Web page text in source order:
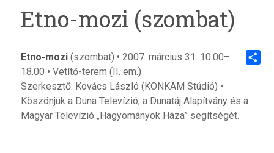
Etno-mozi (szombat)
Etno-mozi (szombat) • 2007. március 31. 10.00–
18.00 • Vetítő-terem (II. em.)
Szerkesztő: Kovács László (KONKAM Stúdió) •
Köszönjük a Duna Televízió, a Dunatáj Alapítvány és a
Magyar Televízió „Hagyományok Háza” segítségét.